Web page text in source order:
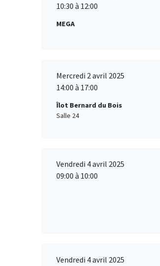
10:30 à 12:00
MEGA
Mercredi 2 avril 2025
14:00 à 17:00
Îlot Bernard du Bois
Salle 24
Vendredi 4 avril 2025
09:00 à 10:00
Vendredi 4 avril 2025